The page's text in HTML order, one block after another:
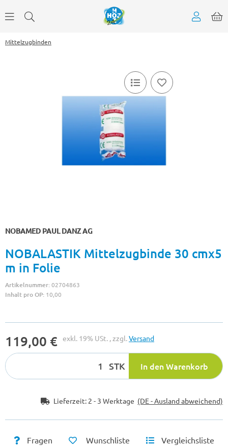
Mittelzugbinden
NOBAMED PAUL DANZ AG
NOBALASTIK Mittelzugbinde 30 cmx5
m in Folie
Artikelnummer:02704863
Inhalt pro OP: 10,00
119,00 € exkl. 19% USt. , zzgl.Versand
STK In den Warenkorb
Lieferzeit: 2 - 3 Werktage (DE - Ausland abweichend)
Fragen Wunschliste Vergleichsliste